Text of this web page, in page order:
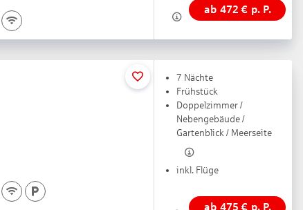
ab 472 € p. P.
7 Nächte
Frühstück
Doppelzimmer /
Nebengebäude /
Gartenblick / Meerseite
inkl. Flüge
ab 475 € p. P.